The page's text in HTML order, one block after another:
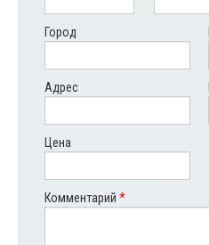
Город
Адрес
Цена
Комментарий *